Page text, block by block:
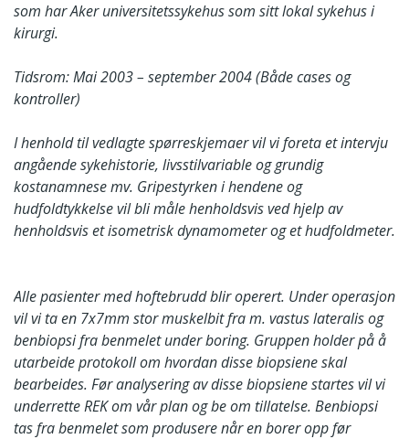
som har Aker universitetssykehus som sitt lokal sykehus i
kirurgi.
Tidsrom: Mai 2003 – september 2004 (Både cases og
kontroller)
I henhold til vedlagte spørreskjemaer vil vi foreta et intervju
angående sykehistorie, livsstilvariable og grundig
kostanamnese mv. Gripestyrken i hendene og
hudfoldtykkelse vil bli måle henholdsvis ved hjelp av
henholdsvis et isometrisk dynamometer og et hudfoldmeter.
Alle pasienter med hoftebrudd blir operert. Under operasjon
vil vi ta en 7x7mm stor muskelbit fra m. vastus lateralis og
benbiopsi fra benmelet under boring. Gruppen holder på å
utarbeide protokoll om hvordan disse biopsiene skal
bearbeides. Før analysering av disse biopsiene startes vil vi
underrette REK om vår plan og be om tillatelse. Benbiopsi
tas fra benmelet som produsere når en borer opp før